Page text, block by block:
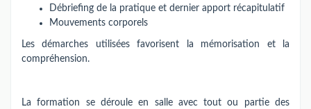
Débriefing de la pratique et dernier apport récapitulatif
Mouvements corporels
Les démarches utilisées favorisent la mémorisation et la
compréhension.
La formation se déroule en salle avec tout ou partie des